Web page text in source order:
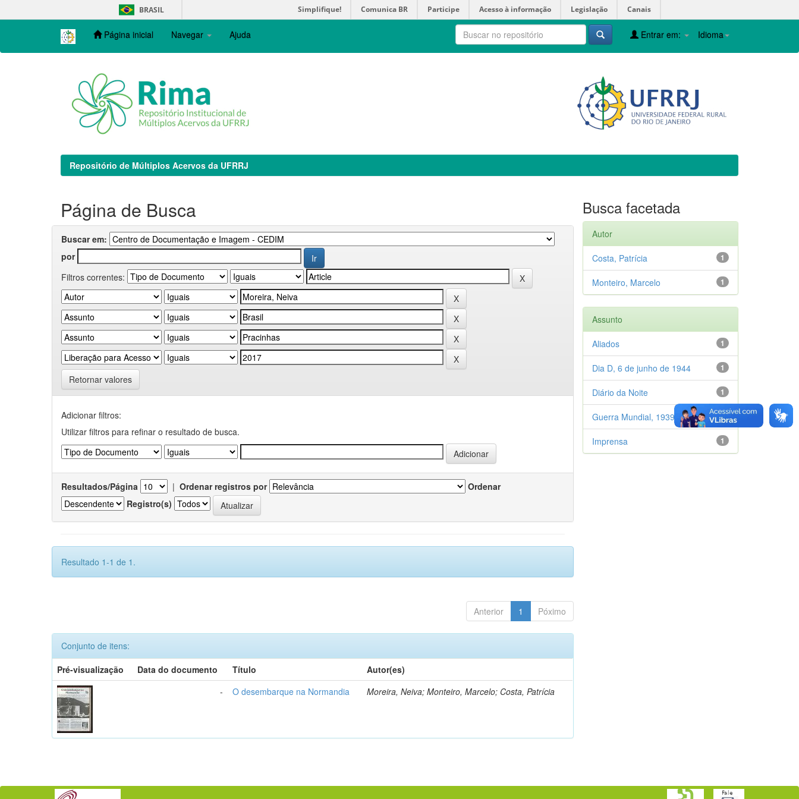
navigation
BRASIL Simplifique! Comunica BR Participe Acesso à informação Legislação Canais
Página inicial Navegar Ajuda Idioma
Entrar em:
Repositório de Múltiplos Acervos da UFRRJ
Página de Busca
Buscar em:
por
Filtros correntes:
Retornar valores
Adicionar filtros:
Utilizar filtros para refinar o resultado de busca.
Resultados/Página | Ordenar registros por
Ordenar
Registro(s)
Resultado 1-1 de 1.
Anterior 1 Póximo
Conjunto de itens:
Pré-visualização
Data do documento Título
Autor(es)
-
O desembarque na Normandia Moreira, Neiva; Monteiro, Marcelo; Costa, Patrícia
Busca facetada
Autor
1
Costa, Patrícia
1
Monteiro, Marcelo
Assunto
1
Aliados
1
Dia D, 6 de junho de 1944
1
Diário da Noite
1
Guerra Mundial, 1939-1945
1
Imprensa